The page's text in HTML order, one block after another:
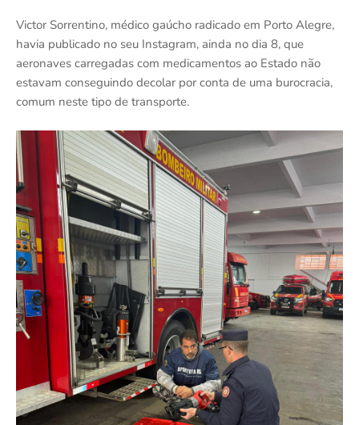
Victor Sorrentino, médico gaúcho radicado em Porto Alegre,
havia publicado no seu Instagram, ainda no dia 8, que
aeronaves carregadas com medicamentos ao Estado não
estavam conseguindo decolar por conta de uma burocracia,
comum neste tipo de transporte.